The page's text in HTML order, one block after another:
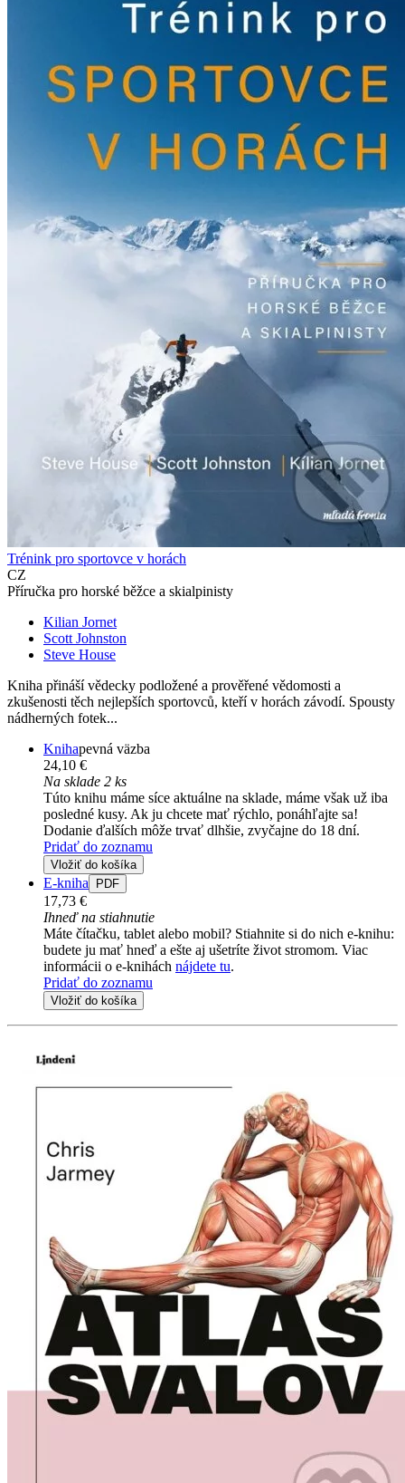
Trénink pro sportovce v horách
CZ
Příručka pro horské běžce a skialpinisty
Kilian Jornet
Scott Johnston
Steve House
Kniha přináší vědecky podložené a prověřené vědomosti a
zkušenosti těch nejlepších sportovců, kteří v horách závodí. Spousty
nádherných fotek...
Knihapevná väzba
24,10 €
Na sklade 2 ks
Túto knihu máme síce aktuálne na sklade, máme však už iba
posledné kusy. Ak ju chcete mať rýchlo, ponáhľajte sa!
Dodanie ďalších môže trvať dlhšie, zvyčajne do 18 dní.
Pridať do zoznamu
Vložiť do košíka
E-kniha PDF
17,73 €
Ihneď na stiahnutie
Máte čítačku, tablet alebo mobil? Stiahnite si do nich e-knihu:
budete ju mať hneď a ešte aj ušetríte život stromom. Viac
informácii o e-knihách nájdete tu.
Pridať do zoznamu
Vložiť do košíka